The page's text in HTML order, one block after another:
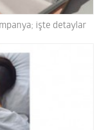
işte detaylar